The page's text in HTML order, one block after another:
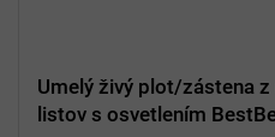
Umelý živý plot/zástena
listov s osvetlením